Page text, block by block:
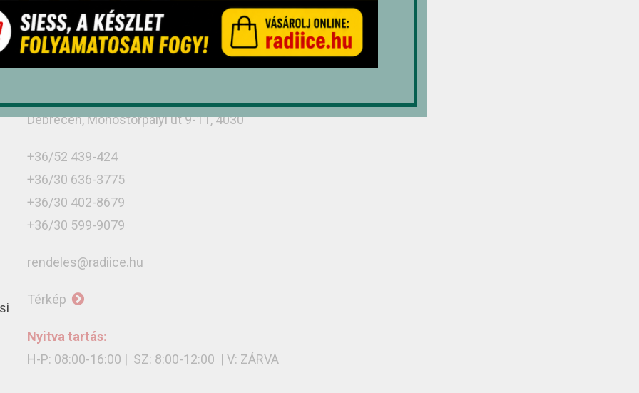
Debrecen, Monostorpályi út 9-11, 4030
+36/52 439-424
+36/30 636-3775
+36/30 402-8679
+36/30 599-9079
rendeles@radiice.hu
Térkép
Nyitva tartás:
H-P: 08:00-16:00 | SZ: 8:00-12:00 | V: ZÁRVA